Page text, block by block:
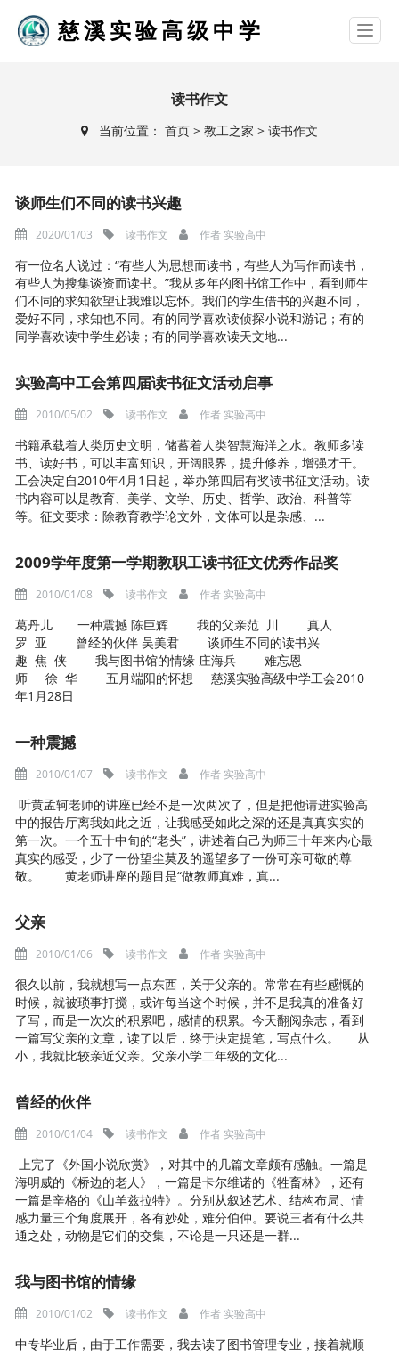
慈溪实验高级中学
读书作文
当前位置： 首页> 教工之家 > 读书作文
谈师生们不同的读书兴趣
2020/01/03 读书作文 作者 实验高中
有一位名人说过：“有些人为思想而读书，有些人为写作而读书，
有些人为搜集谈资而读书。”我从多年的图书馆工作中，看到师生
们不同的求知欲望让我难以忘怀。我们的学生借书的兴趣不同，
爱好不同，求知也不同。有的同学喜欢读侦探小说和游记；有的
同学喜欢读中学生必读；有的同学喜欢读天文地...
实验高中工会第四届读书征文活动启事
2010/05/02 读书作文 作者 实验高中
书籍承载着人类历史文明，储蓄着人类智慧海洋之水。教师多读
书、读好书，可以丰富知识，开阔眼界，提升修养，增强才干。
工会决定自2010年4月1日起，举办第四届有奖读书征文活动。读
书内容可以是教育、美学、文学、历史、哲学、政治、科普等
等。征文要求：除教育教学论文外，文体可以是杂感、...
2009学年度第一学期教职工读书征文优秀作品奖
2010/01/08 读书作文 作者 实验高中
葛丹儿 一种震撼 陈巨辉 我的父亲范 川 真人
罗 亚 曾经的伙伴 吴美君 谈师生不同的读书兴
趣 焦 侠 我与图书馆的情缘 庄海兵 难忘恩
师 徐 华 五月端阳的怀想 慈溪实验高级中学工会2010
年1月28日
一种震撼
2010/01/07 读书作文 作者 实验高中
听黄孟轲老师的讲座已经不是一次两次了，但是把他请进实验高
中的报告厅离我如此之近，让我感受如此之深的还是真真实实的
第一次。一个五十中旬的“老头”，讲述着自己为师三十年来内心最
真实的感受，少了一份望尘莫及的遥望多了一份可亲可敬的尊
敬。 黄老师讲座的题目是“做教师真难，真...
父亲
2010/01/06 读书作文 作者 实验高中
很久以前，我就想写一点东西，关于父亲的。常常在有些感慨的
时候，就被琐事打搅，或许每当这个时候，并不是我真的准备好
了写，而是一次次的积累吧，感情的积累。今天翻阅杂志，看到
一篇写父亲的文章，读了以后，终于决定提笔，写点什么。 从
小，我就比较亲近父亲。父亲小学二年级的文化...
曾经的伙伴
2010/01/04 读书作文 作者 实验高中
上完了《外国小说欣赏》，对其中的几篇文章颇有感触。一篇是
海明威的《桥边的老人》，一篇是卡尔维诺的《牲畜林》，还有
一篇是辛格的《山羊兹拉特》。分别从叙述艺术、结构布局、情
感力量三个角度展开，各有妙处，难分伯仲。要说三者有什么共
通之处，动物是它们的交集，不论是一只还是一群...
我与图书馆的情缘
2010/01/02 读书作文 作者 实验高中
中专毕业后，由于工作需要，我去读了图书管理专业，接着就顺